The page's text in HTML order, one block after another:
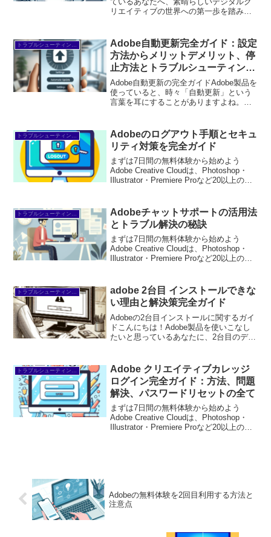
リエイティブの世界への第一歩を踏み出
や映像制作を可能にする強力なツールで
す。しかし、初心者にとっ...
トラブルシューティング/FAQ
Adobe自動更新完全ガイド：設定
方法からメリットデメリット、停
止方法とトラブルシューティング
まで解説
Adobe自動更新の完全ガイドAdobe製品を
使っていると、時々「自動更新」という
言葉を耳にすることがありますよね。で
更新の設定からメリット・デメリット、
トラブルシュー...
Adobeのログアウト手順とセキュ
リティ対策を完全ガイド
まずは7日間の無料体験から始めよう
Adobe Creative Cloudは、Photoshop・
Illustrator・Premiere Proなど20以上のア
→※...
トラブルシューティング/FAQ
Adobeチャットサポートの活用法
とトラブル解決の秘訣
まずは7日間の無料体験から始めよう
Adobe Creative Cloudは、Photoshop・
Illustrator・Premiere Proなど20以上のア
→※...
トラブルシューティング/FAQ
adobe 2台目 インストールできな
い理由と解決策完全ガイド
Adobeの2台目インストールに関するガイ
ドこんにちは！Adobe製品を使いこなし
たいと思っているあなたに、2台目のデバ
ンストールできるよう、分かりやすく解
説していきま...
Adobe クリエイティブカレッジ
ログイン完全ガイド：方法、問題
解決、パスワードリセットの全て
まずは7日間の無料体験から始めよう
Adobe Creative Cloudは、Photoshop・
Illustrator・Premiere Proなど20以上のア
Adobeの無料体験を2回目利用する方法と
注意点